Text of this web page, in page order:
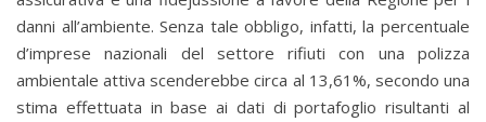
danni all’ambiente. Senza tale obbligo, infatti, la percentuale
d’imprese nazionali del settore rifiuti con una polizza
ambientale attiva scenderebbe circa al 13,61%, secondo una
stima effettuata in base ai dati di portafoglio risultanti al